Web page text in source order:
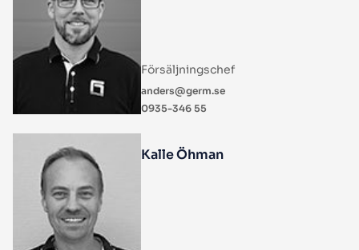
Försäljningschef
anders@germ.se
0935-346 55
Kalle Öhman